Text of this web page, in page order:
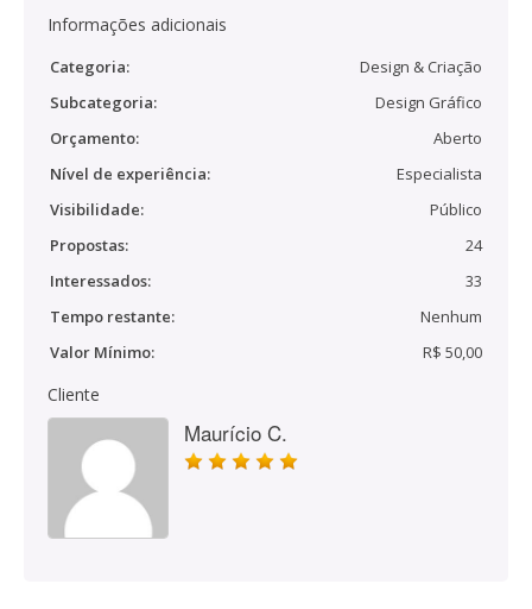
Informações adicionais
Categoria:
Design & Criação
Subcategoria:
Design Gráfico
Orçamento:
Aberto
Nível de experiência:
Especialista
Visibilidade:
Público
Propostas:
24
Interessados:
33
Tempo restante:
Nenhum
Valor Mínimo:
R$ 50,00
Cliente
Maurício C.